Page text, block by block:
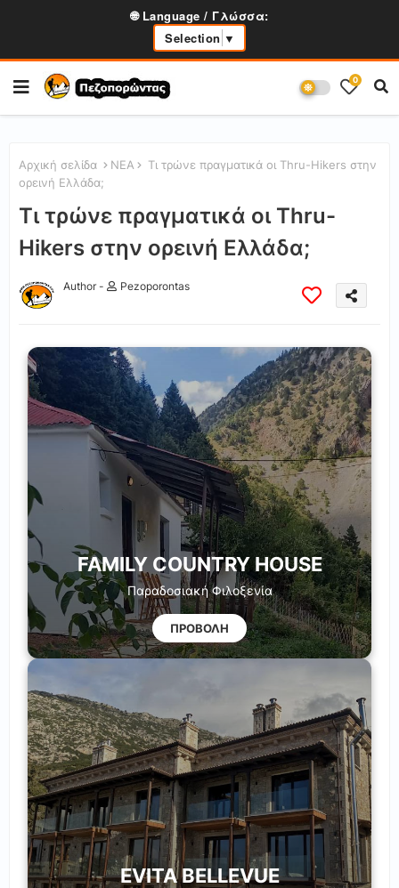
🌐 Language / Γλώσσα:
Selection ▼
0
Αρχική σελίδα ΝΕΑ
Τι τρώνε πραγματικά οι Thru-Hikers στην
ορεινή Ελλάδα;
Τι τρώνε πραγματικά οι Thru-
Hikers στην ορεινή Ελλάδα;
Author - Pezoporontas
FAMILY COUNTRY HOUSE
Παραδοσιακή Φιλοξενία
ΠΡΟΒΟΛΗ
EVITA BELLEVUE